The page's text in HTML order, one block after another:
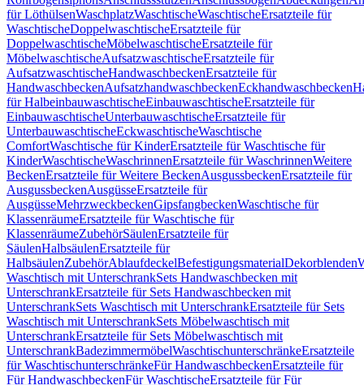
für LöthülsenWaschplatzWaschtischeWaschtischeErsatzteile für
WaschtischeDoppelwaschtischeErsatzteile für
DoppelwaschtischeMöbelwaschtischeErsatzteile für
MöbelwaschtischeAufsatzwaschtischeErsatzteile für
AufsatzwaschtischeHandwaschbeckenErsatzteile für
HandwaschbeckenAufsatzhandwaschbeckenEckhandwaschbecken
für HalbeinbauwaschtischeEinbauwaschtischeErsatzteile für
EinbauwaschtischeUnterbauwaschtischeErsatzteile für
UnterbauwaschtischeEckwaschtischeWaschtische
ComfortWaschtische für KinderErsatzteile für Waschtische für
KinderWaschtischeWaschrinnenErsatzteile für WaschrinnenWeitere
BeckenErsatzteile für Weitere BeckenAusgussbeckenErsatzteile für
AusgussbeckenAusgüsseErsatzteile für
AusgüsseMehrzweckbeckenGipsfangbeckenWaschtische für
KlassenräumeErsatzteile für Waschtische für
KlassenräumeZubehörSäulenErsatzteile für
SäulenHalbsäulenErsatzteile für
HalbsäulenZubehörAblaufdeckelBefestigungsmaterialDekorblenden
Waschtisch mit UnterschrankSets Handwaschbecken mit
UnterschrankErsatzteile für Sets Handwaschbecken mit
UnterschrankSets Waschtisch mit UnterschrankErsatzteile für Sets
Waschtisch mit UnterschrankSets Möbelwaschtisch mit
UnterschrankErsatzteile für Sets Möbelwaschtisch mit
UnterschrankBadezimmermöbelWaschtischunterschränkeErsatzteile
für WaschtischunterschränkeFür HandwaschbeckenErsatzteile für
Für HandwaschbeckenFür WaschtischeErsatzteile für Für